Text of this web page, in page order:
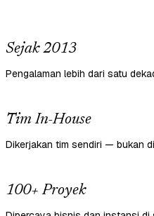
Sejak 2013
Pengalaman lebih dari satu
Tim In-House
Dikerjakan tim sendiri — bukan
100+ Proyek